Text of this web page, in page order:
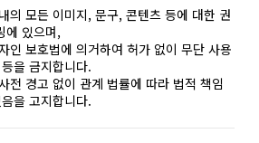
의 모든 이미지, 문구, 콘텐츠 등에 대한 권
에 있으며,
인 보호법에 의거하여 허가 없이 무단 사용
을 금지합니다.
전 경고 없이 관계 법률에 따라 법적 책임
을 고지합니다.